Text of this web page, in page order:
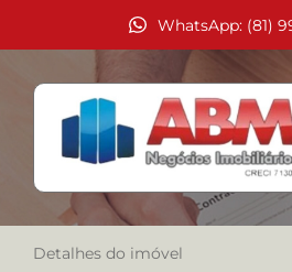
WhatsApp: (81)
HOME
VENDA
LOCAÇÃO
Detalhes do imóvel